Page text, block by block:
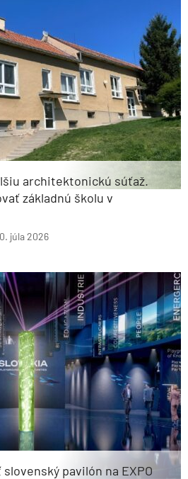
architektonickú súťaž.
základnú školu v
júla 2026
pavilón na EXPO